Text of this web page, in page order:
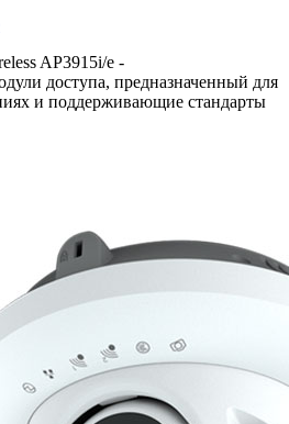
AP3915i/e -
доступа, предназначенный для
и поддерживающие стандарты